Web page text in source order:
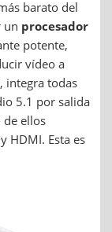
barato del
un procesador
potente,
vídeo a
integra todas
5.1 por salida
de ellos
HDMI. Esta es